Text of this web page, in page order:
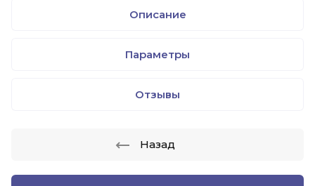
Описание
Параметры
Отзывы
Назад